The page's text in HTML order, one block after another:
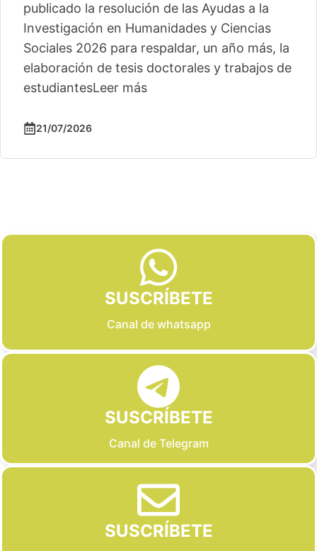
publicado la resolución de las Ayudas a la
Investigación en Humanidades y Ciencias
Sociales 2026 para respaldar, un año más, la
elaboración de tesis doctorales y trabajos de
estudiantesLeer más
21/07/2026
SUSCRÍBETE
Canal de whatsapp
SUSCRÍBETE
Canal de Telegram
SUSCRÍBETE